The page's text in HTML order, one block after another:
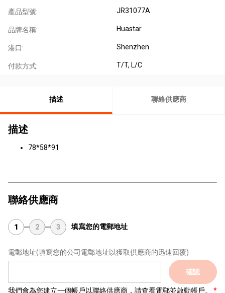
產品型號: JR31077A
品牌名稱: Huastar
港口: Shenzhen
付款方式: T/T, L/C
描述 聯絡供應商
描述
78*58*91
聯絡供應商
1 2 3 填寫您的電郵地址
電郵地址(填寫您的公司電郵地址以獲取供應商的迅速回覆)
確認
我們會為您建立一個帳戶以聯絡供應商，請查看電郵並啟動帳戶。